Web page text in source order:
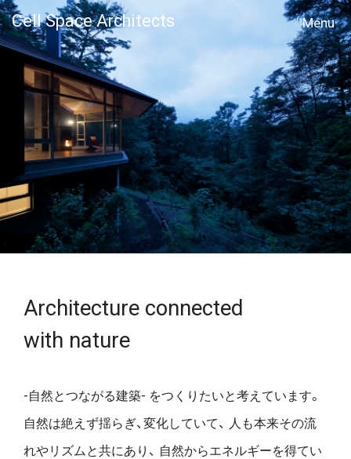
Cell Space Architects
MENU
Architecture connected
with nature
-自然とつながる建築- をつくりたいと考えています。
自然は絶えず揺らぎ、変化していて、
人も本来その流
れやリズムと共にあり、 自然からエネルギーを得てい